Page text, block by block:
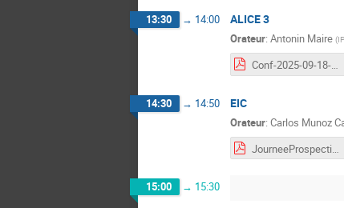
13:30 → 14:00 ALICE 3
Orateur: Antonin Maire (
Conf-2025-09-18-ALICE3-OT-GdRQCD-Prospectives.pdf
14:30 → 14:50 EIC
Orateur: Carlos Munoz
JourneeProspectives2025.pdf
15:00 → 15:30